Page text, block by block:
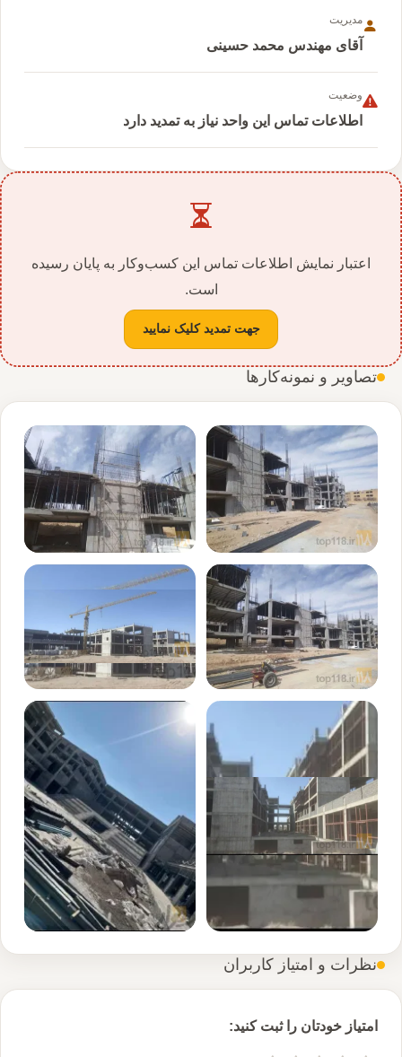
مدیریت
آقای مهندس محمد حسینی
وضعیت
اطلاعات تماس این واحد نیاز به تمدید دارد
اعتبار نمایش اطلاعات تماس این کسب‌وکار به پایان رسیده
است.
جهت تمدید کلیک نمایید
تصاویر و نمونه‌کارها
نظرات و امتیاز کاربران
امتیاز خودتان را ثبت کنید: